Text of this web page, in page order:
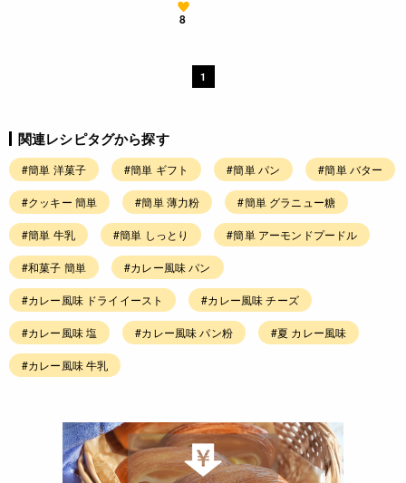
8
1
関連レシピタグから探す
#簡単 洋菓子 #簡単 ギフト #簡単 パン #簡単 バター
#クッキー 簡単 #簡単 薄力粉 #簡単 グラニュー糖
#簡単 牛乳 #簡単 しっとり #簡単 アーモンドプードル
#和菓子 簡単 #カレー風味 パン
#カレー風味 ドライイースト #カレー風味 チーズ
#カレー風味 塩 #カレー風味 パン粉 #夏 カレー風味
#カレー風味 牛乳